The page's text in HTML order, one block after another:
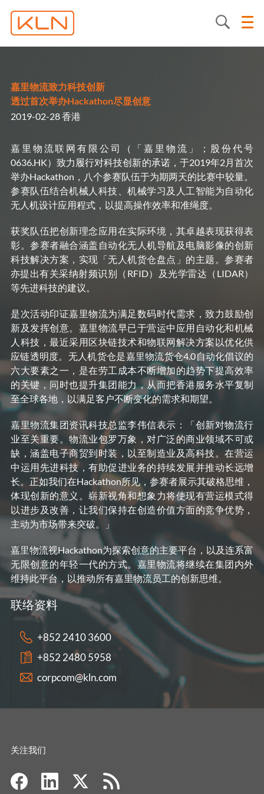
嘉里物流致力科技创新
透过首次举办Hackathon尽显创意
2019-02-28 香港
嘉里物流联网有限公司（「嘉里物流」；股份代号
0636.HK）致力履行对科技创新的承诺，于2019年2月首次
举办Hackathon，八个参赛队伍于为期两天的比赛中较量。
参赛队伍结合机械人科技、机械学习及人工智能为自动化
无人机设计应用程式，以提高操作效率和准绳度。
获奖队伍把创新理念应用在实际环境，其卓越表现获得表
彰。参赛者融合涵盖自动化无人机导航及电脑影像的创新
科技解决方案，实现「无人机货仓盘点」的主题。参赛者
亦提出有关采纳射频识别（RFID）及光学雷达（LIDAR）
等先进科技的建议。
是次活动印证嘉里物流为满足数码时代需求，致力鼓励创
新及发挥创意。嘉里物流早已于营运中应用自动化和机械
人科技，最近采用区块链技术和物联网解决方案以优化供
应链透明度。无人机货仓是嘉里物流货仓4.0自动化倡议的
六大要素之一，是在劳工成本不断增加的趋势下提高效率
的关键，同时也提升集团能力，从而把香港服务水平复制
至全球各地，以满足客户不断变化的需求和期望。
嘉里物流集团资讯科技总监李伟信表示：「创新对物流行
业至关重要。物流业包罗万象，对广泛的商业领域不可或
缺，涵盖电子商贸到时装，以至制造业及高科技。在营运
中运用先进科技，有助促进业务的持续发展并推动长远增
长。正如我们在Hackathon所见，参赛者展示其破格思维，
体现创新的意义。崭新视角和想象力将使现有营运模式得
以进步及改善，让我们保持在创造价值方面的竞争优势，
主动为市场带来突破。」
嘉里物流视Hackathon为探索创意的主要平台，以及连系富
无限创意的年轻一代的方式。嘉里物流将继续在集团内外
维持此平台，以推动所有嘉里物流员工的创新思维。
联络资料
+852 2410 3600
+852 2480 5958
corpcom@kln.com
关注我们